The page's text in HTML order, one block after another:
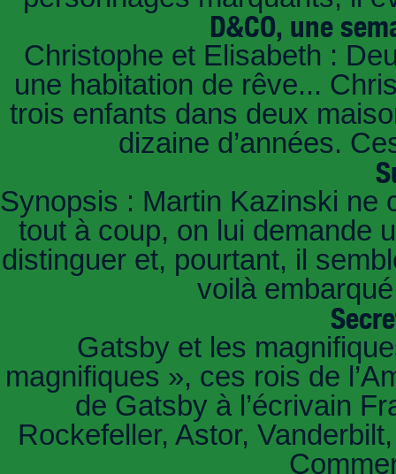
D&CO, une
Christophe et Elisabeth :
une habitation de rêve...
trois enfants dans deux
dizaine d’années.
Synopsis : Martin Kazinski ne
tout à coup, on lui demande
distinguer et, pourtant, il
voilà
Gatsby et les
magnifiques », ces rois de
de Gatsby à l’écrivain
Rockefeller, Astor,